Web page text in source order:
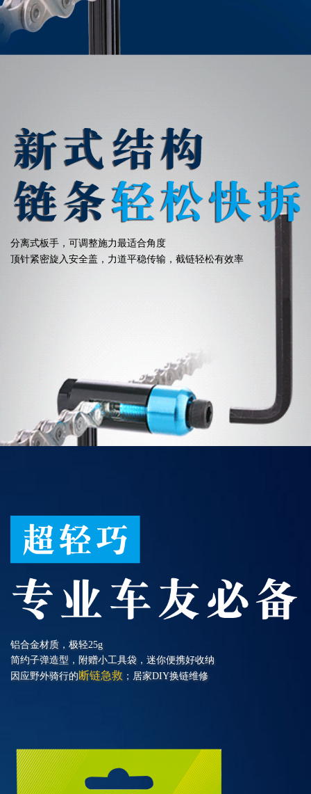
分离式板手，可调整施力最适合角度
顶针紧密旋入安全盖，力道平稳传输，截链轻松有效率
铝合金材质，极轻25g
简约子弹造型，附赠小工具袋，迷你便携好收纳
因应野外骑行的 断链急救 ；居家DIY换链维修